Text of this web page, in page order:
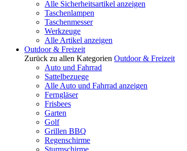
Alle Sicherheitsartikel anzeigen
Taschenlampen
Taschenmesser
Werkzeuge
Alle Artikel anzeigen
Outdoor & Freizeit
Zurück zu allen Kategorien Outdoor & Freizeit
Auto und Fahrrad
Sattelbezuege
Alle Auto und Fahrrad anzeigen
Ferngläser
Frisbees
Garten
Golf
Grillen BBQ
Regenschirme
Sturmschirme